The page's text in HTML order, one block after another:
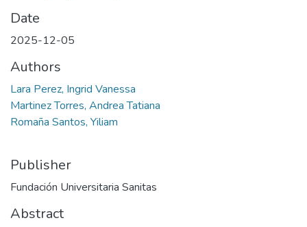
Date
2025-12-05
Authors
Lara Perez, Ingrid Vanessa
Martinez Torres, Andrea Tatiana
Romaña Santos, Yiliam
Publisher
Fundación Universitaria Sanitas
Abstract